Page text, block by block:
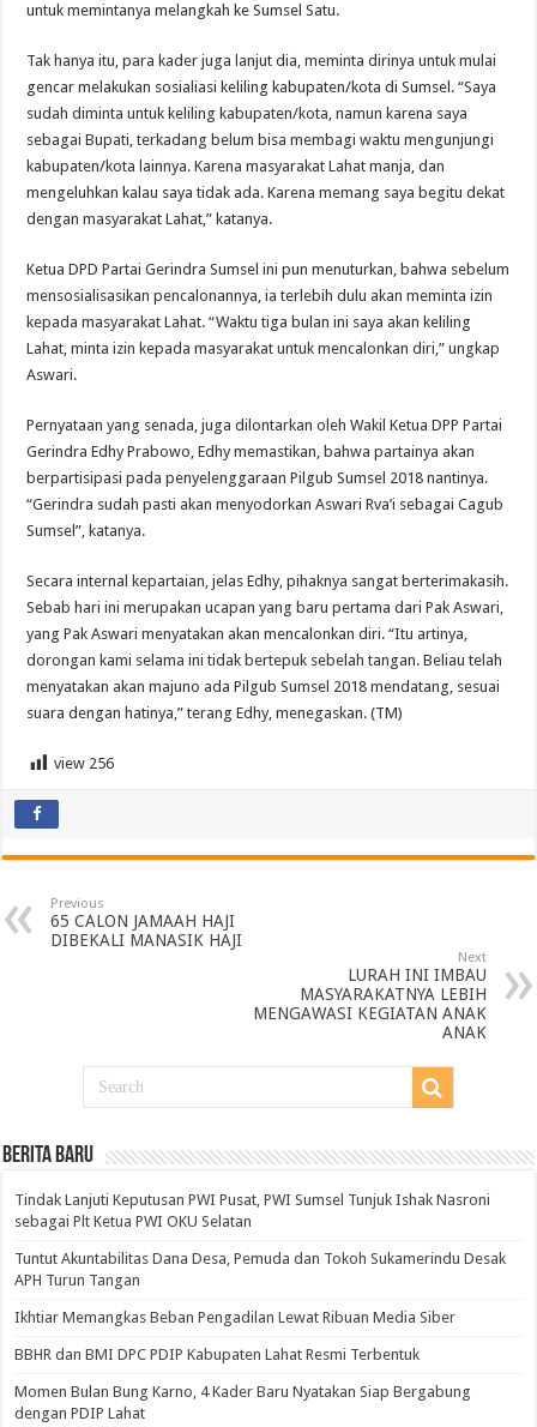
untuk memintanya melangkah ke Sumsel Satu.
Tak hanya itu, para kader juga lanjut dia, meminta dirinya untuk mulai
gencar melakukan sosialiasi keliling kabupaten/kota di Sumsel. “Saya
sudah diminta untuk keliling kabupaten/kota, namun karena saya
sebagai Bupati, terkadang belum bisa membagi waktu mengunjungi
kabupaten/kota lainnya. Karena masyarakat Lahat manja, dan
mengeluhkan kalau saya tidak ada. Karena memang saya begitu dekat
dengan masyarakat Lahat,” katanya.
Ketua DPD Partai Gerindra Sumsel ini pun menuturkan, bahwa sebelum
mensosialisasikan pencalonannya, ia terlebih dulu akan meminta izin
kepada masyarakat Lahat. “Waktu tiga bulan ini saya akan keliling
Lahat, minta izin kepada masyarakat untuk mencalonkan diri,” ungkap
Aswari.
Pernyataan yang senada, juga dilontarkan oleh Wakil Ketua DPP Partai
Gerindra Edhy Prabowo, Edhy memastikan, bahwa partainya akan
berpartisipasi pada penyelenggaraan Pilgub Sumsel 2018 nantinya.
“Gerindra sudah pasti akan menyodorkan Aswari Rva’i sebagai Cagub
Sumsel”, katanya.
Secara internal kepartaian, jelas Edhy, pihaknya sangat berterimakasih.
Sebab hari ini merupakan ucapan yang baru pertama dari Pak Aswari,
yang Pak Aswari menyatakan akan mencalonkan diri. “Itu artinya,
dorongan kami selama ini tidak bertepuk sebelah tangan. Beliau telah
menyatakan akan majuno ada Pilgub Sumsel 2018 mendatang, sesuai
suara dengan hatinya,” terang Edhy, menegaskan. (TM)
view 256
Previous
65 CALON JAMAAH HAJI
DIBEKALI MANASIK HAJI
Next
LURAH INI IMBAU
MASYARAKATNYA LEBIH
MENGAWASI KEGIATAN ANAK
ANAK
BERITA BARU
Tindak Lanjuti Keputusan PWI Pusat, PWI Sumsel Tunjuk Ishak Nasroni
sebagai Plt Ketua PWI OKU Selatan
Tuntut Akuntabilitas Dana Desa, Pemuda dan Tokoh Sukamerindu Desak
APH Turun Tangan
Ikhtiar Memangkas Beban Pengadilan Lewat Ribuan Media Siber
BBHR dan BMI DPC PDIP Kabupaten Lahat Resmi Terbentuk
Momen Bulan Bung Karno, 4 Kader Baru Nyatakan Siap Bergabung
dengan PDIP Lahat